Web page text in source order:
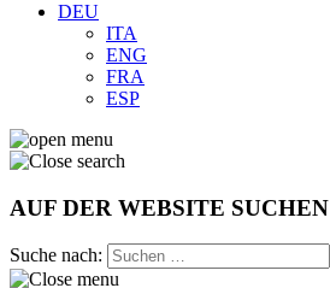
DEU
ITA
ENG
FRA
ESP
AUF DER WEBSITE SUCHEN
Suche nach: